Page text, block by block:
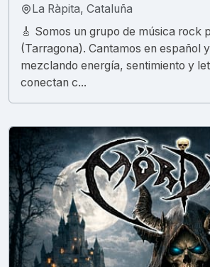
La Ràpita, Cataluña
🎸 Somos un grupo de música rock
(Tarragona). Cantamos en español
mezclando energía, sentimiento y
conectan c...